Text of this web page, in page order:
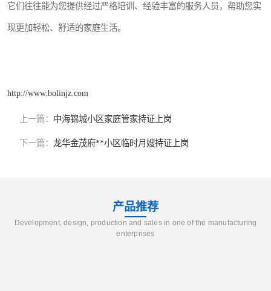
它们往往能为您提供经过严格培训、经验丰富的服务人员，帮助您实
现更加轻松、舒适的家庭生活。
http://www.bolinjz.com
上一篇： 中海锦城小区家庭管家持证上岗
下一篇： 龙华金茂府**小区临时月嫂持证上岗
产品推荐
Development, design, production and sales in one of the manufacturing
enterprises